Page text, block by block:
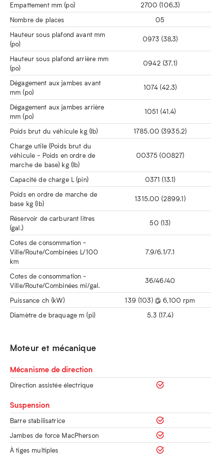
Empattement mm (po)
2700 (106.3)
Nombre de places
05
Hauteur sous plafond avant mm
(po)
0973 (38.3)
Hauteur sous plafond arrière mm
(po)
0942 (37.1)
Dégagement aux jambes avant
mm (po)
1074 (42.3)
Dégagement aux jambes arrière
mm (po)
1051 (41.4)
Poids brut du véhicule kg (lb)
1785.00 (3935.2)
Charge utile (Poids brut du
véhicule - Poids en ordre de
marche de base) kg (lb)
00375 (00827)
Capacité de charge L (pin)
0371 (13.1)
Poids en ordre de marche de
base kg (lb)
1315.00 (2899.1)
Réservoir de carburant litres
(gal.)
50 (13)
Cotes de consommation -
Ville/Route/Combinées L/100
km
7.9/6.1/7.1
Cotes de consommation -
Ville/Route/Combinées mi/gal.
36/46/40
Puissance ch (kW)
139 (103) @ 6,100 rpm
Diamètre de braquage m (pi)
5.3 (17.4)
Moteur et mécanique
Mécanisme de direction
Direction assistée électrique
Suspension
Barre stabilisatrice
Jambes de force MacPherson
À tiges multiples